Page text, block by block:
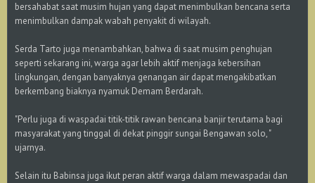
bersahabat saat musim hujan yang dapat menimbulkan bencana serta
menimbulkan dampak wabah penyakit di wilayah.
Serda Tarto juga menambahkan, bahwa di saat musim penghujan
seperti sekarang ini, warga agar lebih aktif menjaga kebersihan
lingkungan, dengan banyaknya genangan air dapat mengakibatkan
berkembang biaknya nyamuk Demam Berdarah.
"Perlu juga di waspadai titik-titik rawan bencana banjir terutama bagi
masyarakat yang tinggal di dekat pinggir sungai Bengawan solo, "
ujarnya.
Selain itu Babinsa juga ikut peran aktif warga dalam mewaspadai dan